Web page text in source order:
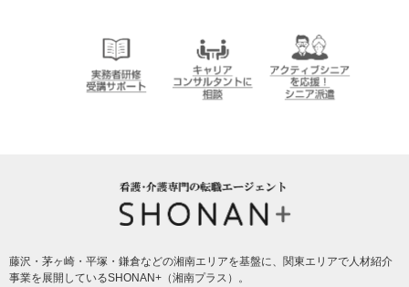
う！ SHONAN＋の充実
した待遇
講者サポート タントに相談 を応援！シニア派
遣
藤沢・茅ヶ崎・平塚・鎌倉などの湘南エリアを基盤に、関東エリアで人材紹介
事業を展開しているSHONAN+（湘南プラス）。